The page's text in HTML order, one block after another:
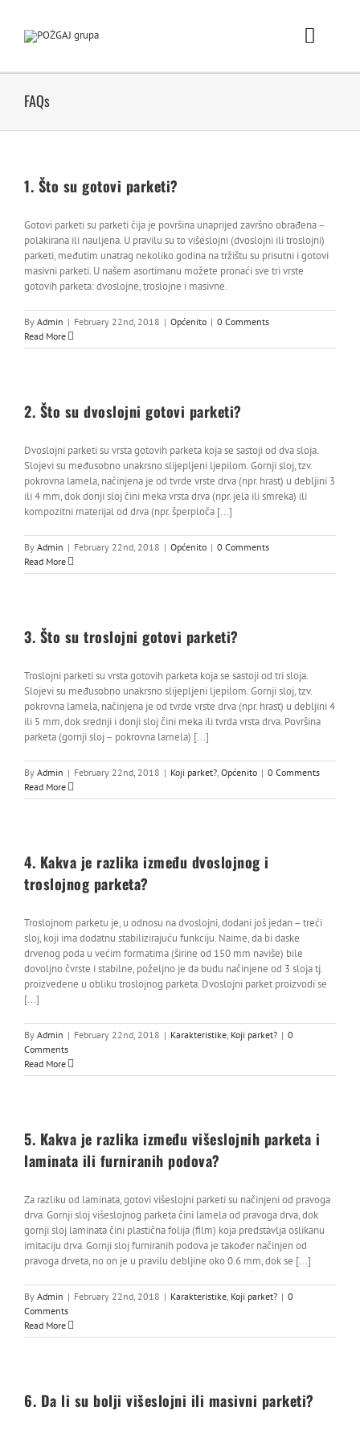
content
Toggle
FAQs
1. Što su gotovi parketi?
Gotovi parketi su parketi čija je površina unaprijed završno obrađena –
polakirana ili nauljena. U pravilu su to višeslojni (dvoslojni ili troslojni)
parketi, međutim unatrag nekoliko godina na tržištu su prisutni i gotovi
masivni parketi. U našem asortimanu možete pronaći sve tri vrste
gotovih parketa: dvoslojne, troslojne i masivne.
By Admin | February 22nd, 2018 | Općenito | 0 Comments
Read More
2. Što su dvoslojni gotovi parketi?
Dvoslojni parketi su vrsta gotovih parketa koja se sastoji od dva sloja.
Slojevi su međusobno unakrsno slijepljeni ljepilom. Gornji sloj, tzv.
pokrovna lamela, načinjena je od tvrde vrste drva (npr. hrast) u debljini 3
ili 4 mm, dok donji sloj čini meka vrsta drva (npr. jela ili smreka) ili
kompozitni materijal od drva (npr. šperploča [...]
By Admin | February 22nd, 2018 | Općenito | 0 Comments
Read More
3. Što su troslojni gotovi parketi?
Troslojni parketi su vrsta gotovih parketa koja se sastoji od tri sloja.
Slojevi su međusobno unakrsno slijepljeni ljepilom. Gornji sloj, tzv.
pokrovna lamela, načinjena je od tvrde vrste drva (npr. hrast) u debljini 4
ili 5 mm, dok srednji i donji sloj čini meka ili tvrda vrsta drva. Površina
parketa (gornji sloj – pokrovna lamela) [...]
By Admin | February 22nd, 2018 | Koji parket? Općenito | 0 Comments
Read More
4. Kakva je razlika između dvoslojnog i
troslojnog parketa?
Troslojnom parketu je, u odnosu na dvoslojni, dodani još jedan – treći
sloj, koji ima dodatnu stabilizirajuću funkciju. Naime, da bi daske
drvenog poda u većim formatima (širine od 150 mm naviše) bile
dovoljno čvrste i stabilne, poželjno je da budu načinjene od 3 sloja tj.
proizvedene u obliku troslojnog parketa. Dvoslojni parket proizvodi se
[...]
By Admin | February 22nd, 2018 | Karakteristike Koji parket? | 0
Comments
Read More
5. Kakva je razlika između višeslojnih parketa i
laminata ili furniranih podova?
Za razliku od laminata, gotovi višeslojni parketi su načinjeni od pravoga
drva. Gornji sloj višeslojnog parketa čini lamela od pravoga drva, dok
gornji sloj laminata čini plastična folija (film) koja predstavlja oslikanu
imitaciju drva. Gornji sloj furniranih podova je također načinjen od
pravoga drveta, no on je u pravilu debljine oko 0.6 mm, dok se [...]
By Admin | February 22nd, 2018 | Karakteristike Koji parket? | 0
Comments
Read More
6. Da li su bolji višeslojni ili masivni parketi?